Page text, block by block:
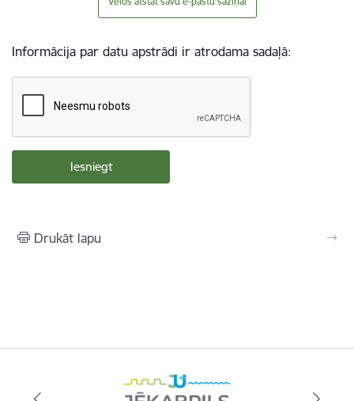
Informācija par datu apstrādi ir atrodama sadaļā:
Drukāt lapu